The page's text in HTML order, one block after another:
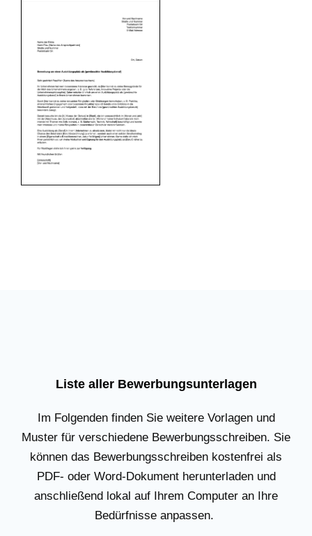
Liste aller Bewerbungsunterlagen
Im Folgenden finden Sie weitere Vorlagen und
Muster für verschiedene Bewerbungsschreiben. Sie
können das Bewerbungsschreiben kostenfrei als
PDF- oder Word-Dokument herunterladen und
anschließend lokal auf Ihrem Computer an Ihre
Bedürfnisse anpassen.